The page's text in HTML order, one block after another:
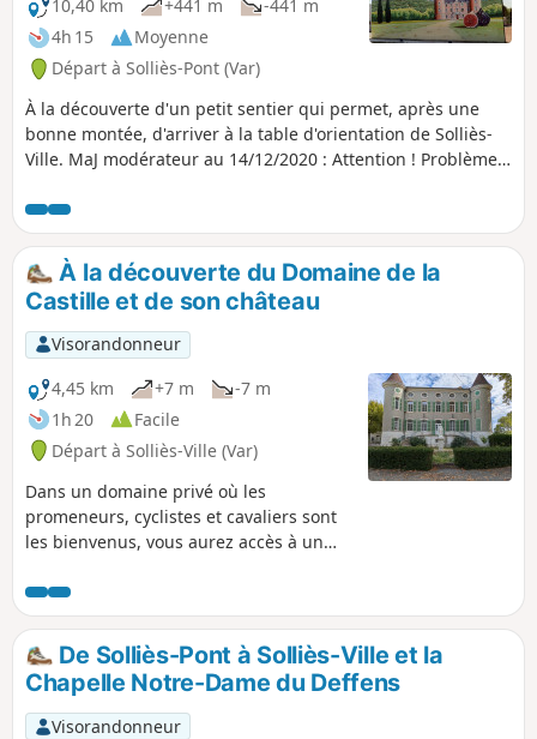
10,40 km +441 m
-441 m
4h 15
Moyenne
Départ à Solliès-Pont (Var)
À la découverte d'un petit sentier qui permet, après une
bonne montée, d'arriver à la table d'orientation de Solliès-
Ville. MaJ modérateur au 14/12/2020 : Attention ! Problème
À la découverte du Domaine de la
Castille et de son château
Visorandonneur
4,45 km
+7 m
-7 m
1h 20
Facile
Départ à Solliès-Ville (Var)
Dans un domaine privé où les
promeneurs, cyclistes et cavaliers sont
les bienvenus, vous aurez accès à un
un château du XVIIIe au cœur de son
vignoble de 160 ha, et vous côtoierez les
berges de la rivière le Gapeau ainsi que
de ses affluents, le Petit Real et la
Jonquière. Ce parcours en boucle est
adapté aux familles.
De Solliès-Pont à Solliès-Ville et la
Chapelle Notre-Dame du Deffens
Visorandonneur